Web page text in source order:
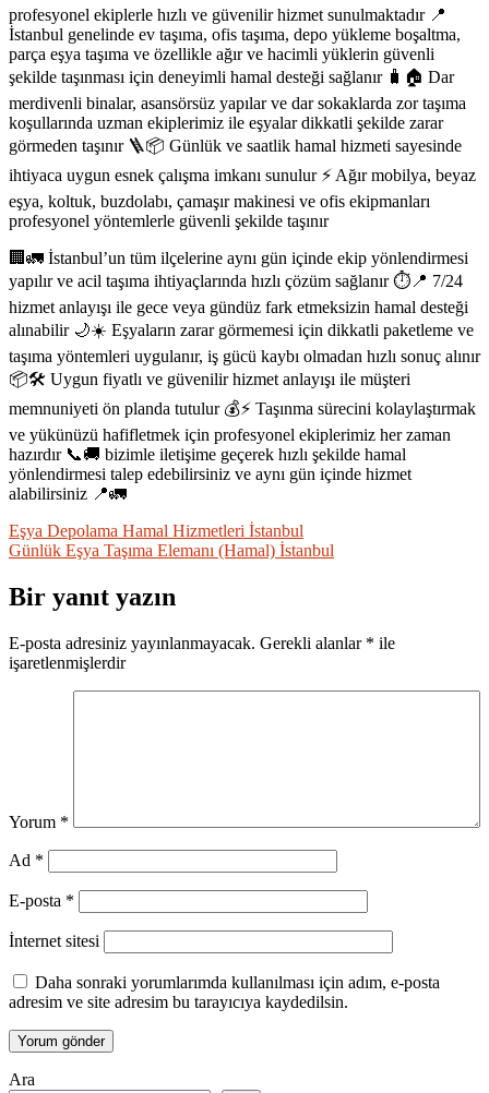
profesyonel ekiplerle hızlı ve güvenilir hizmet sunulmaktadır 📍
İstanbul genelinde ev taşıma, ofis taşıma, depo yükleme boşaltma,
parça eşya taşıma ve özellikle ağır ve hacimli yüklerin güvenli
şekilde taşınması için deneyimli hamal desteği sağlanır 🧳🏠 Dar
merdivenli binalar, asansörsüz yapılar ve dar sokaklarda zor taşıma
koşullarında uzman ekiplerimiz ile eşyalar dikkatli şekilde zarar
görmeden taşınır 🪜📦 Günlük ve saatlik hamal hizmeti sayesinde
ihtiyaca uygun esnek çalışma imkanı sunulur ⚡ Ağır mobilya, beyaz
eşya, koltuk, buzdolabı, çamaşır makinesi ve ofis ekipmanları
profesyonel yöntemlerle güvenli şekilde taşınır
🏢🚛 İstanbul’un tüm ilçelerine aynı gün içinde ekip yönlendirmesi
yapılır ve acil taşıma ihtiyaçlarında hızlı çözüm sağlanır ⏱️📍 7/24
hizmet anlayışı ile gece veya gündüz fark etmeksizin hamal desteği
alınabilir 🌙☀️ Eşyaların zarar görmemesi için dikkatli paketleme ve
taşıma yöntemleri uygulanır, iş gücü kaybı olmadan hızlı sonuç alınır
📦🛠️ Uygun fiyatlı ve güvenilir hizmet anlayışı ile müşteri
memnuniyeti ön planda tutulur 💰⚡ Taşınma sürecini kolaylaştırmak
ve yükünüzü hafifletmek için profesyonel ekiplerimiz her zaman
hazırdır 📞🚚 bizimle iletişime geçerek hızlı şekilde hamal
yönlendirmesi talep edebilirsiniz ve aynı gün içinde hizmet
alabilirsiniz 📍🚛
Yazı
gezinmesi
Eşya Depolama Hamal Hizmetleri İstanbul
Günlük Eşya Taşıma Elemanı (Hamal) İstanbul
Bir yanıt yazın
E-posta adresiniz yayınlanmayacak. Gerekli alanlar * ile
işaretlenmişlerdir
Yorum *
Ad *
E-posta *
İnternet sitesi
Daha sonraki yorumlarımda kullanılması için adım, e-posta
adresim ve site adresim bu tarayıcıya kaydedilsin.
Ara